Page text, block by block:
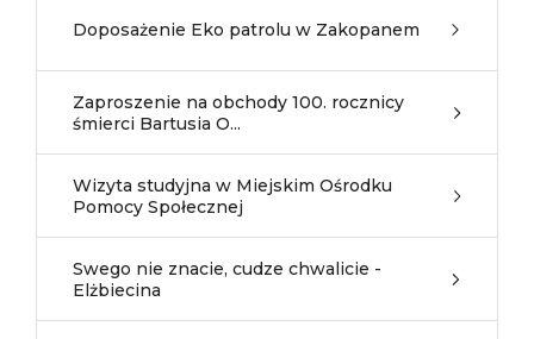
Doposażenie Eko patrolu w Zakopanem
Zaproszenie na obchody 100. rocznicy
śmierci Bartusia O...
Wizyta studyjna w Miejskim Ośrodku
Pomocy Społecznej
Swego nie znacie, cudze chwalicie -
Elżbiecina